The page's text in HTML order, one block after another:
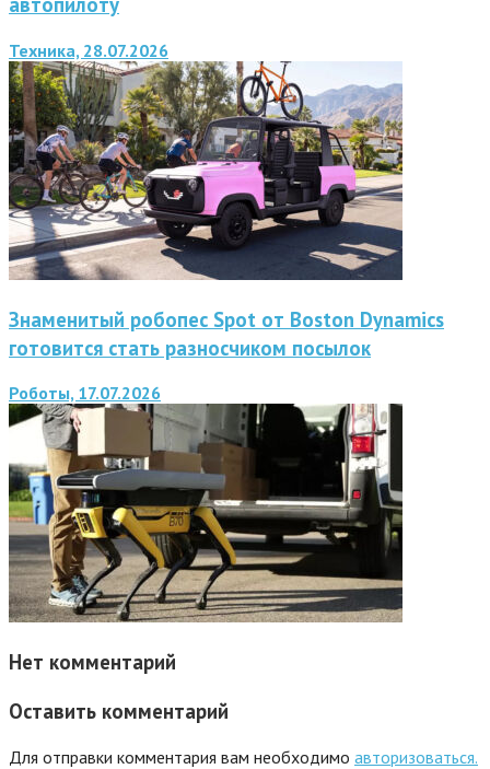
Техника, 28.07.2026
Знаменитый робопес Spot от Boston Dynamics
готовится стать разносчиком посылок
Роботы, 17.07.2026
Нет комментарий
Оставить комментарий
Для отправки комментария вам необходимо авторизоваться.